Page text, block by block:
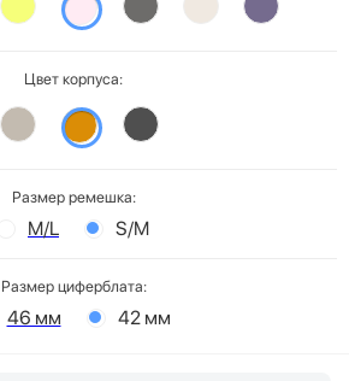
Цвет корпуса:
Размер ремешка:
M/L S/M
Размер циферблата:
46 мм 42 мм